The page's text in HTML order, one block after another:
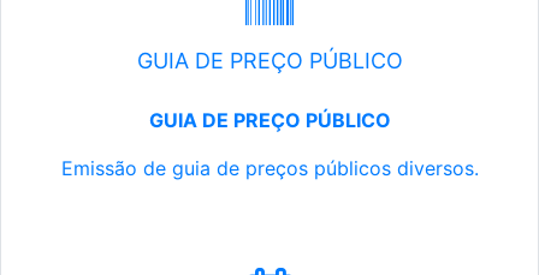
GUIA DE PREÇO PÚBLICO
GUIA DE PREÇO PÚBLICO
Emissão de guia de preços públicos diversos.